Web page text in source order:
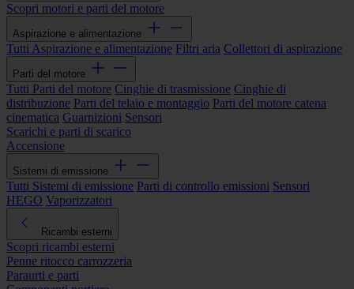
Scopri motori e parti del motore
Aspirazione e alimentazione
Tutti Aspirazione e alimentazione Filtri aria Collettori di aspirazione
Parti del motore
Tutti Parti del motore Cinghie di trasmissione Cinghie di
distribuzione Parti del telaio e montaggio Parti del motore catena
cinematica Guarnizioni Sensori
Scarichi e parti di scarico
Accensione
Sistemi di emissione
Tutti Sistemi di emissione Parti di controllo emissioni Sensori
HEGO Vaporizzatori
Ricambi esterni
Scopri ricambi esterni
Penne ritocco carrozzeria
Paraurti e parti